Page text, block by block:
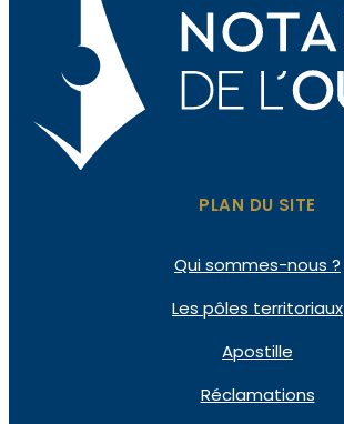
PLAN DU SITE
Quisommes-nous ?
Les pôles territoriaux
Apostille
Réclamations